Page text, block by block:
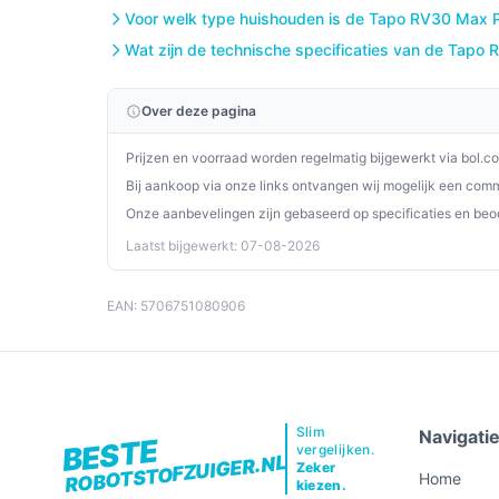
waardevolle aanvulling voor elk huishouden.
perfect past bij jouw behoeften!
Voor welk type huishouden is de Tapo RV30
Wat zijn de technische specificaties van de Tapo
Over deze pagina
Prijzen en voorraad worden regelmatig bijgewerkt via
Bij aankoop via onze links ontvangen wij mogelijk een
Onze aanbevelingen zijn gebaseerd op specificaties en
Laatst bijgewerkt: 07-08-2026
EAN: 5706751080906
BESTE
ROBOTSTOFZUIGER.NL
Slim
vergelijken.
Zeker
kiezen.
Navigatie
Home